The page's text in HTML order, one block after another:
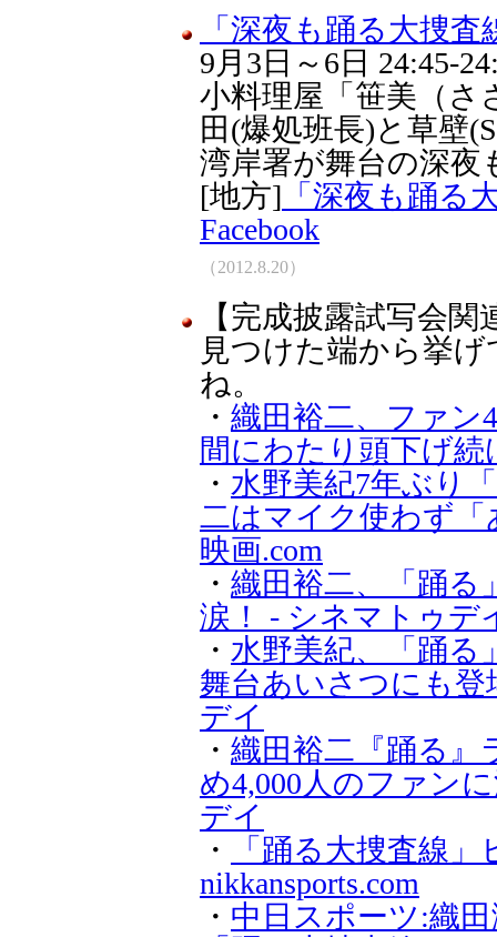
「深夜も踊る大捜
9月3日～6日 24:45-
小料理屋「笹美（さ
田(爆処班長)と草壁
湾岸署が舞台の深夜
[地方] 「深夜も踊る
Facebook
（2012.8.20）
【完成披露試写会関
見つけた端から挙
ね。
・ 織田裕二、ファ
間にわたり頭下げ続
・ 水野美紀7年ぶり
二はマイク使わず
映画.com
・ 織田裕二、「踊る
涙！ - シネマトゥデ
・ 水野美紀、「踊る
舞台あいさつにも
デイ
・ 織田裕二『踊る』
め4,000人のファン
デイ
・
「踊る大捜査線
nikkansports.com
・ 中日スポーツ:織